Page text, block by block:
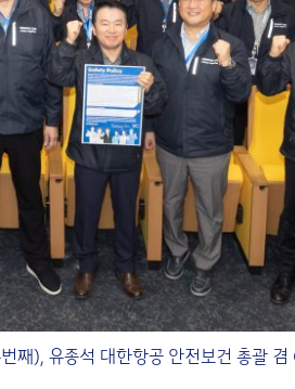
째), 유종석 대한항공 안전보건 총괄